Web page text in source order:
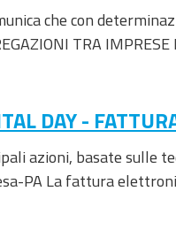
che con
TRA
DAY -
azioni, basate sulle
PA La fattura